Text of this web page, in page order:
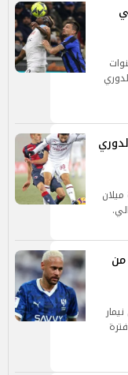
في الجولة 27 من الدوري
من